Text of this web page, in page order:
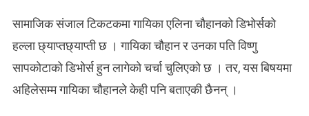
सामाजिक संजाल टिकटकमा गायिका एलिना चौहानको डिभोर्सको
हल्ला छ्याप्तछ्याप्ती छ । गायिका चौहान र उनका पति विष्णु
सापकोटाको डिभोर्स हुन लागेको चर्चा चुलिएको छ । तर, यस बिषयमा
अहिलेसम्म गायिका चौहानले केही पनि बताएकी छैनन् ।